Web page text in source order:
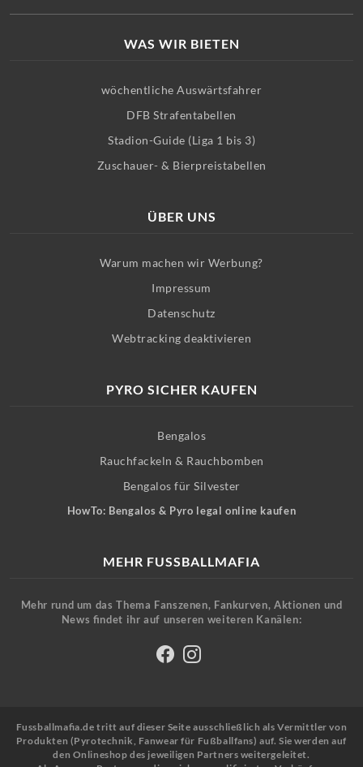
WAS WIR BIETEN
wöchentliche Auswärtsfahrer
DFB Strafentabellen
Stadion-Guide (Liga 1 bis 3)
Zuschauer- & Bierpreistabellen
ÜBER UNS
Warum machen wir Werbung?
Impressum
Datenschutz
Webtracking deaktivieren
PYRO SICHER KAUFEN
Bengalos
Rauchfackeln & Rauchbomben
Bengalos für Silvester
HowTo: Bengalos & Pyro legal online kaufen
MEHR FUSSBALLMAFIA
Mehr rund um das Thema Fanszenen, Fankurven, Aktionen und
News findet ihr auf unseren weiteren Kanälen:
Fussballmafia.de tritt auf dieser Seite ausschließlich als Vermittler von
Produkten (Pyrotechnik, Fanwear für Fußballfans) auf. Sie werden auf
den Onlineshop des jeweiligen Partners weitergeleitet.